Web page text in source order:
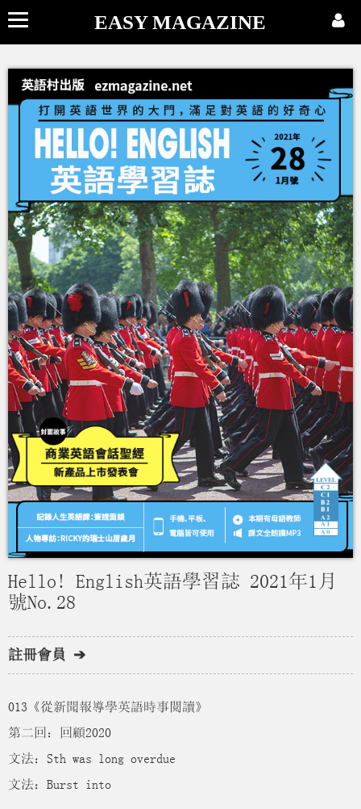
EASY MAGAZINE
Hello! English英語學習誌 2021年1月
號No.28
註冊會員 ➔
013《從新聞報導學英語時事閱讀》
第二回：回顧2020
文法：Sth was long overdue
文法：Burst into